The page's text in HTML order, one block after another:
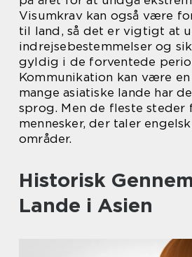
Visumkrav kan også være
til land, så det er vigtigt at
indrejsebestemmelser og
gyldig i de forventede
Kommunikation kan være
mange asiatiske lande har
sprog. Men de fleste steder
mennesker, der taler
områder.
Historisk
Lande i Asien